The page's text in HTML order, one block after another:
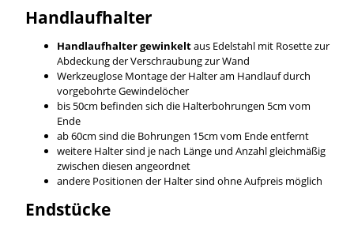
Handlaufhalter
Handlaufhalter gewinkeltaus Edelstahl mit Rosette zur
Abdeckung der Verschraubung zur Wand
Werkzeuglose Montage der Halter am Handlauf durch
vorgebohrte Gewindelöcher
bis 50cm befinden sich die Halterbohrungen 5cm vom
Ende
ab 60cm sind die Bohrungen 15cm vom Ende entfernt
weitere Halter sind je nach Länge und Anzahl gleichmäßig
zwischen diesen angeordnet
andere Positionen der Halter sind ohne Aufpreis möglich
Endstücke